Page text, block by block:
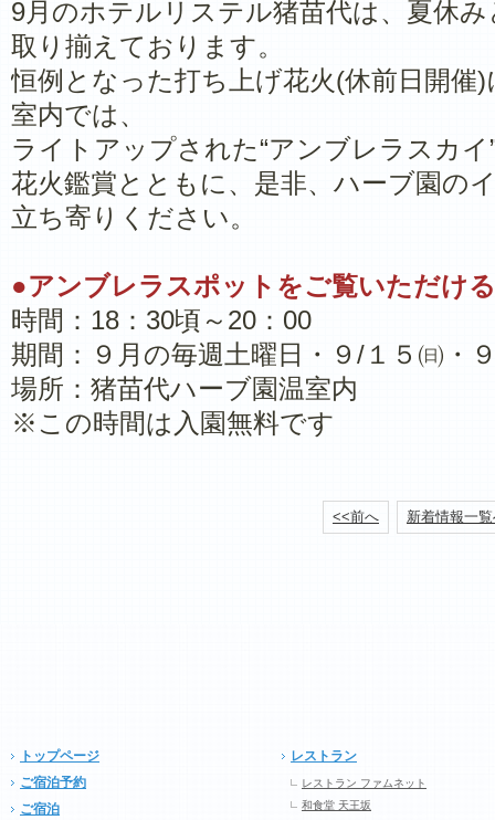
9月のホテルリステル猪苗代は、夏休
取り揃えております。
恒例となった打ち上げ花火(休前日開催
室内では、
ライトアップされた“アンブレラスカ
花火鑑賞とともに、是非、ハーブ園の
立ち寄りください。
●アンブレラスポットをご覧いただけ
時間：18：30頃～20：00
期間：９月の毎週土曜日・９/１５㈰・
場所：猪苗代ハーブ園温室内
※この時間は入園無料です
<<前へ 新着情報一
トップページ
ご宿泊予約
ご宿泊
レストラン
レストラン ファムネット
和食堂 天王坂